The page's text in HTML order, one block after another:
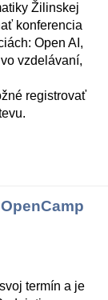
Žilinskej
konferencia
Open AI,
vzdelávaní,
registrovať
termín a je